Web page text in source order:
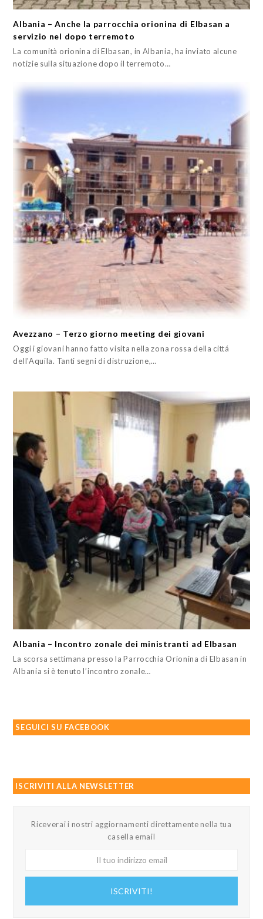
Albania – Anche la parrocchia orionina di Elbasan a
servizio nel dopo terremoto
La comunità orionina di Elbasan, in Albania, ha inviato alcune
notizie sulla situazione dopo il terremoto…
Avezzano – Terzo giorno meeting dei giovani
Oggi i giovani hanno fatto visita nella zona rossa della cittá
dell'Aquila. Tanti segni di distruzione,…
Albania – Incontro zonale dei ministranti ad Elbasan
La scorsa settimana presso la Parrocchia Orionina di Elbasan in
Albania si è tenuto l’incontro zonale…
SEGUICI SU FACEBOOK
ISCRIVITI ALLA NEWSLETTER
Riceverai i nostri aggiornamenti direttamente nella tua
casella email
ISCRIVITI!